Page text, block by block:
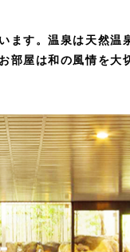
ます。温泉は天然温
部屋は和の風情を大